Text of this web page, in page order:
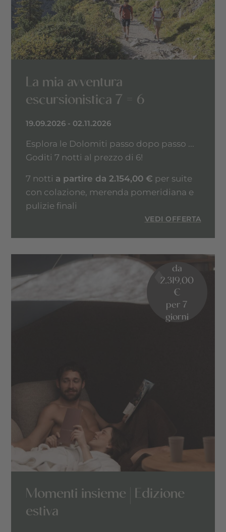
La mia avventura
escursionistica 7 = 6
19.09.2026 - 02.11.2026
Esplora le Dolomiti passo dopo passo ...
Goditi 7 notti al prezzo di 6!
7 notti a partire da 2.154,00 € per suite
con colazione, merenda pomeridiana e
pulizie finali
VEDI OFFERTA
da
2.319,00
€
per 7
giorni
Momenti insieme | Edizione
estiva